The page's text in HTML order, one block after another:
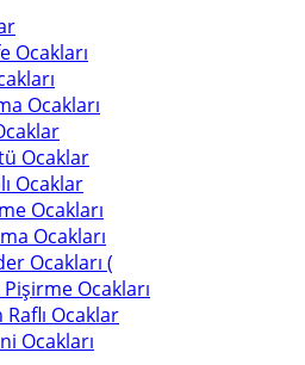
Ocakları
Ocakları
Ocaklar
Ocaklar
Ocakları
Ocakları
Ocakları (
Ocakları
Raflı Ocaklar
Ocakları